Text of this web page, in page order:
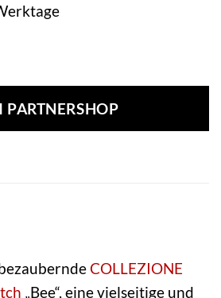
PARTNERSHOP
COLLEZIONE
„Bee“, eine vielseitige und